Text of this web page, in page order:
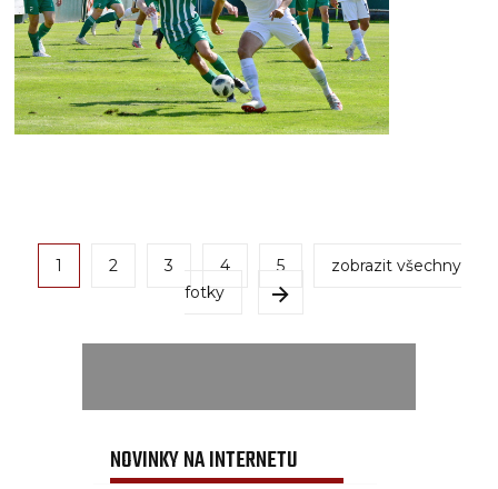
1 2 3 4 5
zobrazit všechny
fotky
NOVINKY NA INTERNETU